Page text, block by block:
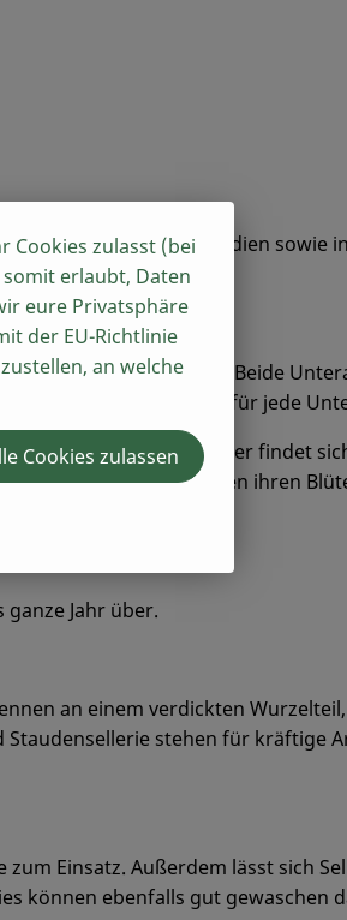
Nord- und Südafrika, Indien sowie
dem Staudensellerie. Beide
Angaben separiert für jede
in ganz Europa, er findet
diese Pflanzen ihren
Jahr über.
an einem verdickten
Staudensellerie stehen für kräftige
Einsatz. Außerdem lässt sich
können ebenfalls gut gewaschen
Cookies zulasst (bei
erlaubt, Daten
eure Privatsphäre
der EU-Richtlinie
an welche
Cookies zulassen